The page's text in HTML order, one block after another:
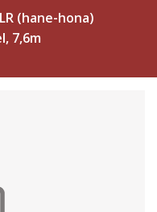
(hane-hona)
7,6m